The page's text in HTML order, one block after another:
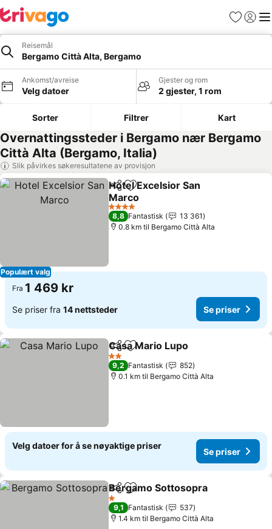
Favoritter
Logg
Reisemål
Bergamo Città Alta, Bergamo
Ankomst/avreise
Velg datoer
Gjester og rom
2 gjester, 1 rom
Sorter Filtrer Kart
Overnattingssteder i Bergamo nær Bergamo
Città Alta (Bergamo, Italia)
Slik påvirkes søkeresultatene av provisjon
Populært valg
Del Legg til i favoritter
Hotel Excelsior San
Marco
4 Stjerner
8,8 Fantastisk
13 361
0.8 km til Bergamo Città Alta
Fra 1 469 kr
Se priser fra 14 nettsteder Se priser
Del Legg til i favoritter
Casa Mario Lupo
2 Stjerner
9,2 Fantastisk
852
0.1 km til Bergamo Città Alta
Velg datoer for å se nøyaktige priser
Se priser
Del Legg til i favoritter
Bergamo Sottosopra
1 Stjerner
9,1 Fantastisk
537
1.4 km til Bergamo Città Alta